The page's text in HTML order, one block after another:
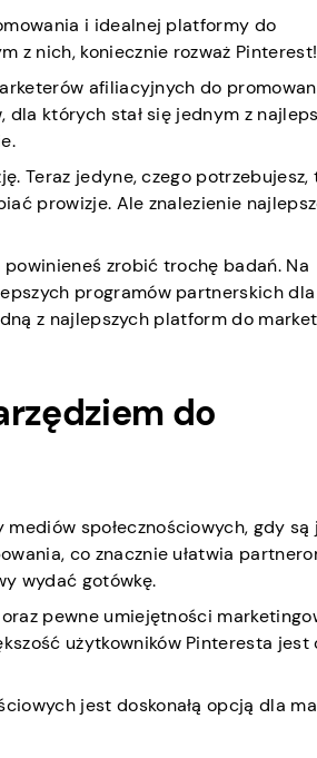
i idealnej platformy do
z nich, koniecznie rozważ Pinterest!
afiliacyjnych do
dla których stał się jednym z
Teraz jedyne, czego potrzebujesz,
prowizje. Ale znalezienie
zrobić trochę badań. Na
programów partnerskich dla
z najlepszych platform do
do
społecznościowych, gdy są
co znacznie ułatwia
wydać gotówkę.
pewne umiejętności
użytkowników Pinteresta jest
jest doskonałą opcją dla